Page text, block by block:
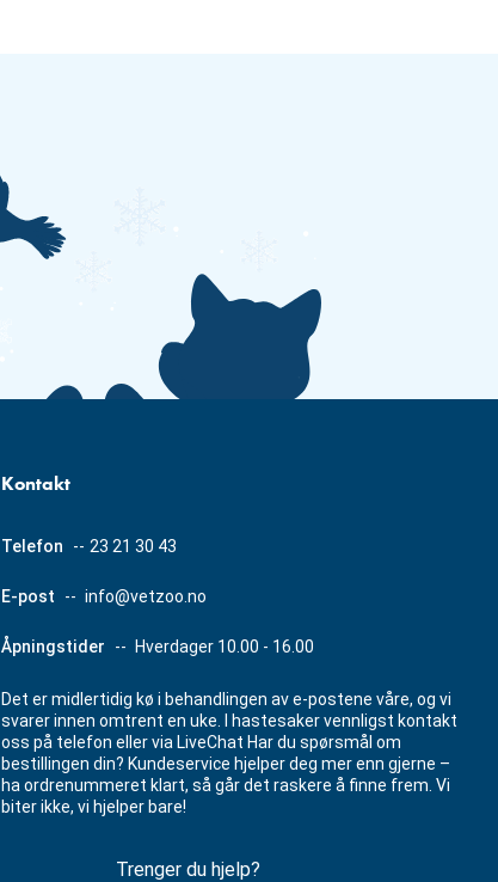
Kontakt
Telefon -- 23 21 30 43
E-post -- info@vetzoo.no
Åpningstider -- Hverdager 10.00 - 16.00
Det er midlertidig kø i behandlingen av e-postene våre, og vi
svarer innen omtrent en uke. I hastesaker vennligst kontakt
oss på telefon eller via LiveChat Har du spørsmål om
bestillingen din? Kundeservice hjelper deg mer enn gjerne –
ha ordrenummeret klart, så går det raskere å finne frem. Vi
biter ikke, vi hjelper bare!
Trenger du hjelp?